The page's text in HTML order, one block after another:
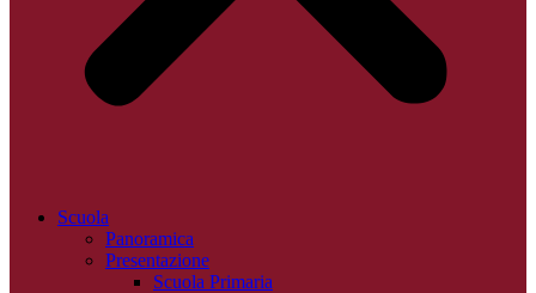
Scuola
Panoramica
Presentazione
Scuola Primaria